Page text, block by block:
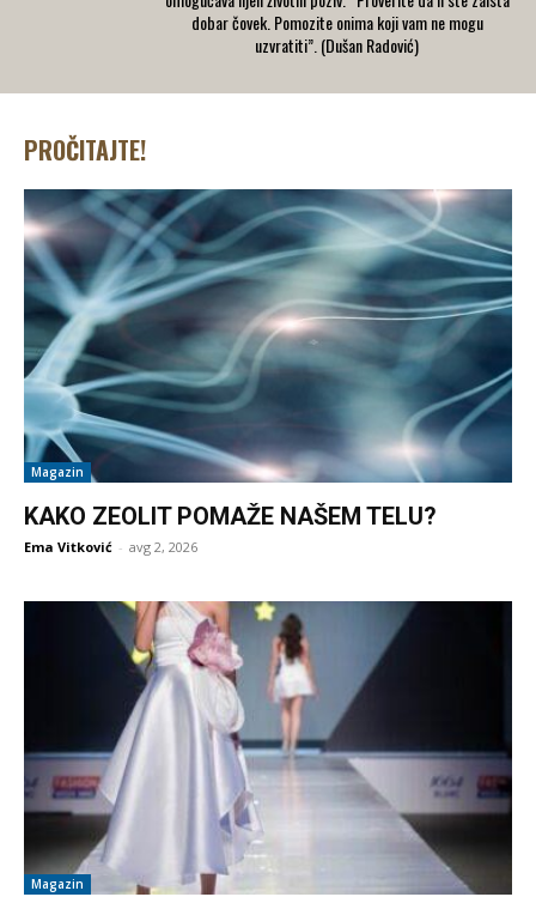
dobar čovek. Pomozite onima koji vam ne mogu
uzvratiti”. (Dušan Radović)
PROČITAJTE!
Magazin
KAKO ZEOLIT POMAŽE NAŠEM TELU?
Ema Vitković - avg 2, 2026
Magazin